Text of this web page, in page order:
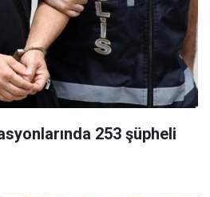
253 şüpheli